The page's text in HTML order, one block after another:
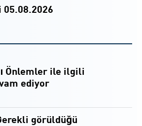
05.08.2026
Önlemler ile ilgili
ediyor
görüldüğü